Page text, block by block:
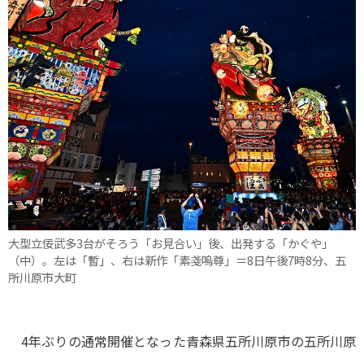
大型立佞武多3台がそろう「お見合い」後、出発する「かぐや」
（中）。左は「暫」、右は新作「素戔嗚尊」＝8日午後7時8分、五
所川原市大町
4年ぶりの通常開催となった青森県五所川原市の五所川原